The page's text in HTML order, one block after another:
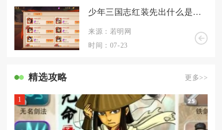
少年三国志红装先出什么是否适合远程攻击
来源：若明网
时间：07-23
精选攻略 更多>>
1